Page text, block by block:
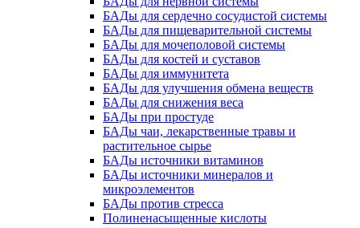
БАДы для сердечно сосудистой системы
БАДы для пищеварительной системы
БАДы для мочеполовой системы
БАДы для костей и суставов
БАДы для иммунитета
БАДы для улучшения обмена веществ
БАДы для снижения веса
БАДы при простуде
БАДы чаи, лекарственные травы и
растительное сырье
БАДы источники витаминов
БАДы источники минералов и
микроэлементов
БАДы против стресса
Полиненасыщенные кислоты